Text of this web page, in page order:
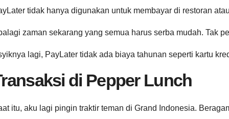
tidak hanya digunakan untuk membayar di restoran
zaman sekarang yang semua harus serba mudah. Tak
lagi, PayLater tidak ada biaya tahunan seperti kartu
di Pepper Lunch
itu, aku lagi pingin traktir teman di Grand Indonesia.